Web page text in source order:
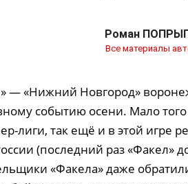
Роман
Все материалы
— «Нижний Новгород»
событию осени. Мало
лиги, так ещё и в этой игре
(последний раз «Факел»
«Факела» даже